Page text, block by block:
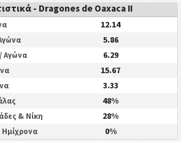
- Dragones de Oaxaca II
12.14
5.86
Αγώνα 6.29
15.67
3.33
48%
& Νίκη 28%
0%